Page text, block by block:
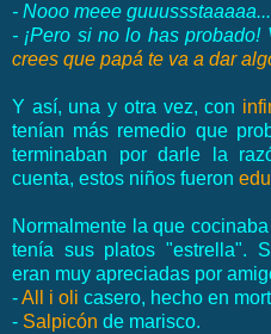
- Nooo meee guuussstaaaaa...
- ¡Pero si no lo has probado!
crees que papá te va a dar
Y así, una y otra vez, con
tenían más remedio que
terminaban por darle la
cuenta, estos niños fueron
Normalmente la que
tenía sus platos "estrella".
eran muy apreciadas por
-All i oli casero, hecho en
- Salpicón de marisco.